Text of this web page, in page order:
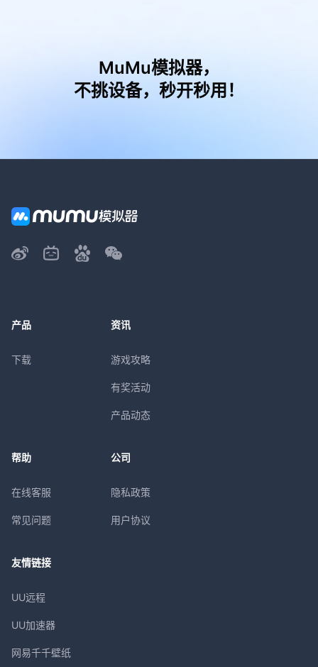
MuMu模拟器，
不挑设备，秒开秒用！
产品
下载
资讯
游戏攻略
有奖活动
产品动态
帮助
在线客服
常见问题
公司
隐私政策
用户协议
友情链接
UU远程
UU加速器
网易千千壁纸